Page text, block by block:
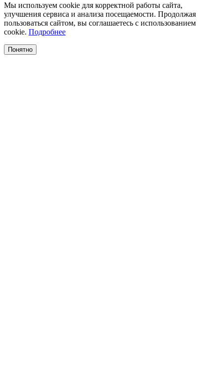
Мы используем cookie для корректной работы сайта,
улучшения сервиса и анализа посещаемости. Продолжая
пользоваться сайтом, вы соглашаетесь с использованием
cookie. Подробнее
Понятно